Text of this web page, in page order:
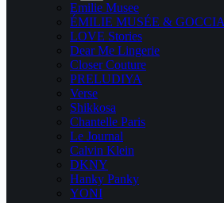
Emilie Musee
ÉMILIE MUSÉE & GOCCIA
LOVE Stories
Dear Me Lingerie
Closer Couture
PRELUDIYA
Verse
Shikkosa
Chantelle Paris
Le Journal
Calvin Klein
DKNY
Hanky Panky
YONI